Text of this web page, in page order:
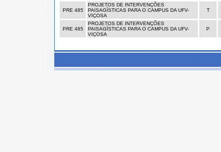
PRE 485
PROJETOS DE INTERVENÇÕES
PAISAGÍSTICAS PARA O CAMPUS DA UFV-
VIÇOSA
T
PRE 485
PROJETOS DE INTERVENÇÕES
PAISAGÍSTICAS PARA O CAMPUS DA UFV-
VIÇOSA
P